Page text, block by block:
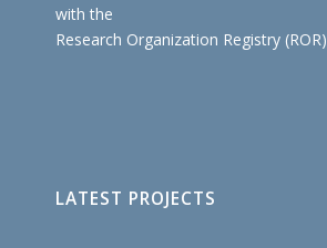
with the
Research Organization Registry (ROR)
LATEST PROJECTS